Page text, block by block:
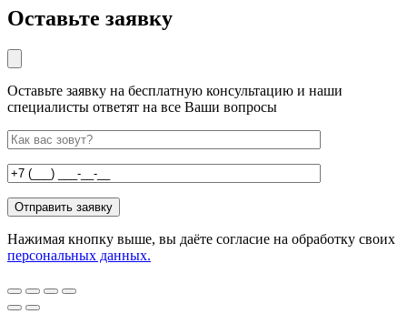
Оставьте заявку
Оставьте заявку на бесплатную консультацию и наши
специалисты ответят на все Ваши вопросы
Нажимая кнопку выше, вы даёте согласие на обработку своих
персональных данных.